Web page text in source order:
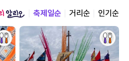
축제일순 거리순 인기순